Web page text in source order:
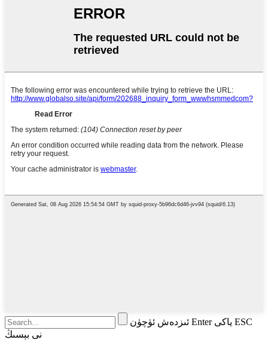
ئىزدەش ئۈچۈن Enter ياكى ESC
نى بېسىڭ